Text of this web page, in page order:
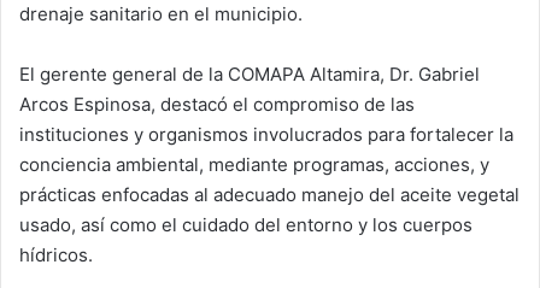
drenaje sanitario en el municipio.
El gerente general de la COMAPA Altamira, Dr. Gabriel
Arcos Espinosa, destacó el compromiso de las
instituciones y organismos involucrados para fortalecer la
conciencia ambiental, mediante programas, acciones, y
prácticas enfocadas al adecuado manejo del aceite vegetal
usado, así como el cuidado del entorno y los cuerpos
hídricos.